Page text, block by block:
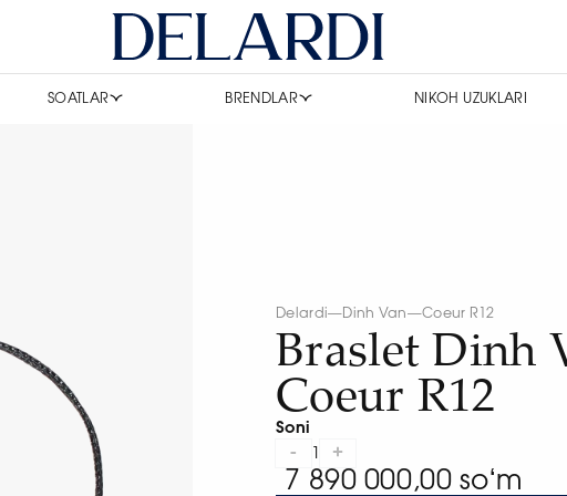
SOATLAR BRENDLAR NIKOH UZUKLARI
Delardi— Dinh Van—Coeur R12
Braslet Dinh
Coeur R12
Soni
- 1 +
7 890 000,00 soʻm